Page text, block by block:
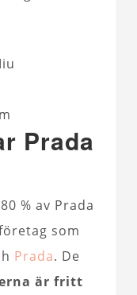
Prada
% av Prada
som
Prada. De
är fritt